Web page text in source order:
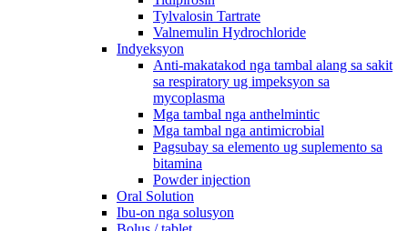
Tylvalosin Tartrate
Valnemulin Hydrochloride
Indyeksyon
Anti-makatakod nga tambal alang sa sakit
sa respiratory ug impeksyon sa
mycoplasma
Mga tambal nga anthelmintic
Mga tambal nga antimicrobial
Pagsubay sa elemento ug suplemento sa
bitamina
Powder injection
Oral Solution
Ibu-on nga solusyon